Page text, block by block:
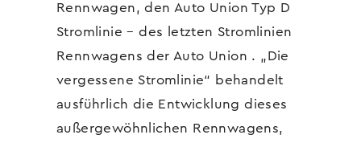
Rennwagen, den Auto Union Typ D
Stromlinie – des letzten Stromlinien
Rennwagens der Auto Union . „Die
vergessene Stromlinie“ behandelt
ausführlich die Entwicklung dieses
außergewöhnlichen Rennwagens,